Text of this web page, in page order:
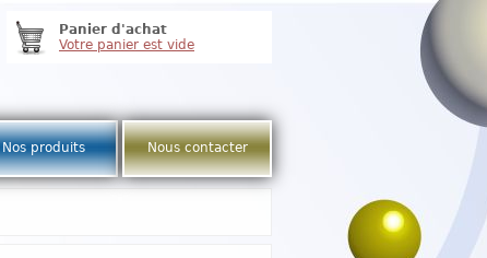
Panier d'achat
Votre panier est vide
Nos produits Nous contacter